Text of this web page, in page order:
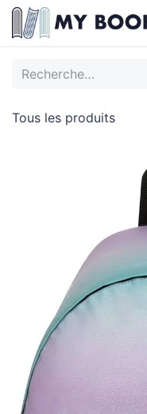
Se rendre au contenu
Tous les produits